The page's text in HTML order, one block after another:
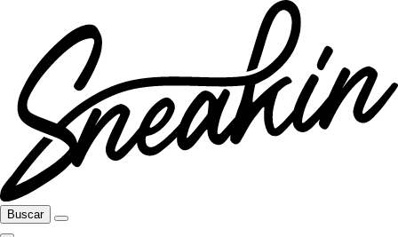
Buscar